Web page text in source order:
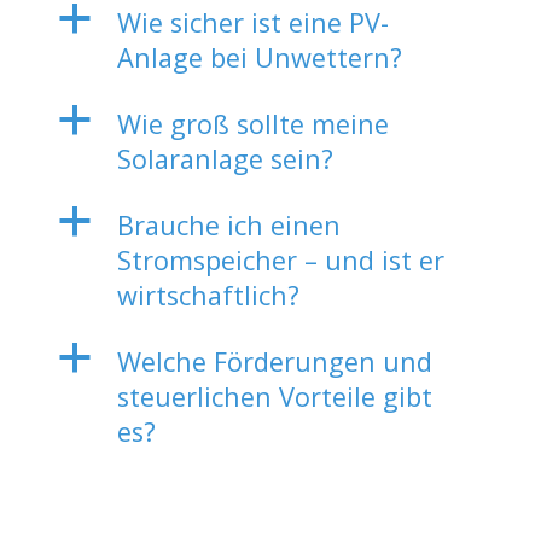
a
Wie sicher ist eine PV-
Anlage bei Unwettern?
a
Wie groß sollte meine
Solaranlage sein?
a
Brauche ich einen
Stromspeicher – und ist er
wirtschaftlich?
a
Welche Förderungen und
steuerlichen Vorteile gibt
es?